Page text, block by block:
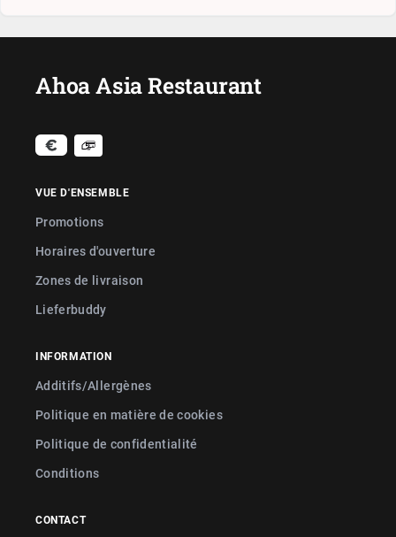
Ahoa Asia Restaurant
VUE D'ENSEMBLE
Promotions
Horaires d'ouverture
Zones de livraison
Lieferbuddy
INFORMATION
Additifs/Allergènes
Politique en matière de cookies
Politique de confidentialité
Conditions
CONTACT